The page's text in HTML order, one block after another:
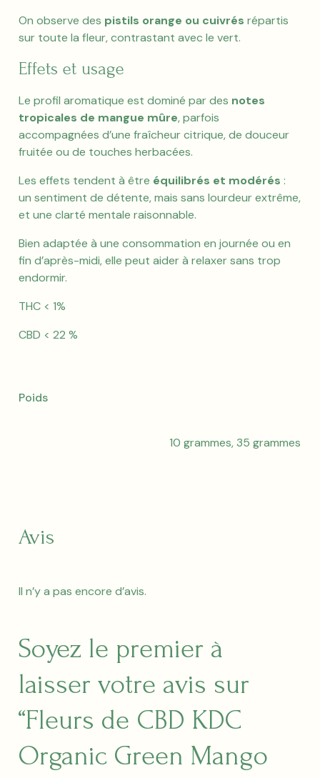
On observe des pistils orange ou cuivrés répartis
sur toute la fleur, contrastant avec le vert.
Effets et usage
Le profil aromatique est dominé par des notes
tropicales de mangue mûre, parfois
accompagnées d’une fraîcheur citrique, de douceur
fruitée ou de touches herbacées.
Les effets tendent à être équilibrés et modérés :
un sentiment de détente, mais sans lourdeur extrême,
et une clarté mentale raisonnable.
Bien adaptée à une consommation en journée ou en
fin d’après-midi, elle peut aider à relaxer sans trop
endormir.
THC < 1%
CBD < 22 %
Poids
10 grammes, 35 grammes
Avis
Il n’y a pas encore d’avis.
Soyez le premier à
laisser votre avis sur
“Fleurs de CBD KDC
Organic Green Mango